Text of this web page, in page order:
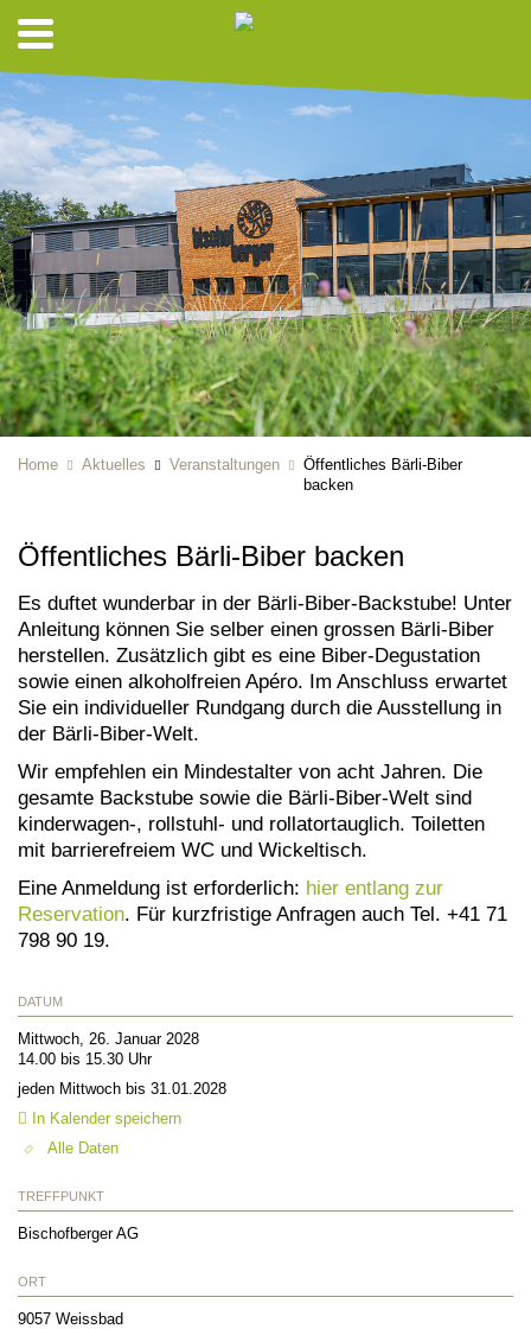
Home Aktuelles Veranstaltungen
Öffentliches Bärli-Biber
backen
Öffentliches Bärli-Biber backen
Es duftet wunderbar in der Bärli-Biber-Backstube! Unter
Anleitung können Sie selber einen grossen Bärli-Biber
herstellen. Zusätzlich gibt es eine Biber-Degustation
sowie einen alkoholfreien Apéro. Im Anschluss erwartet
Sie ein individueller Rundgang durch die Ausstellung in
der Bärli-Biber-Welt.
Wir empfehlen ein Mindestalter von acht Jahren. Die
gesamte Backstube sowie die Bärli-Biber-Welt sind
kinderwagen-, rollstuhl- und rollatortauglich. Toiletten
mit barrierefreiem WC und Wickeltisch.
Eine Anmeldung ist erforderlich: hier entlang zur
Reservation . Für kurzfristige Anfragen auch Tel. +41 71
798 90 19.
DATUM
Mittwoch, 26. Januar 2028
14.00 bis 15.30 Uhr
jeden Mittwoch bis 31.01.2028
In Kalender speichern
Alle Daten
TREFFPUNKT
Bischofberger AG
ORT
9057 Weissbad